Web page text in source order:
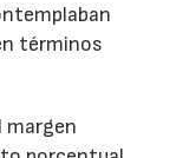
términos
margen